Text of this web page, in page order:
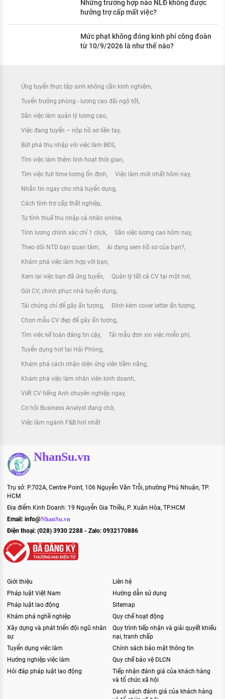
Những trường hợp nào NLĐ không được
hưởng trợ cấp mất việc?
Mức phạt không đóng kinh phí công đoàn
từ 10/9/2026 là như thế nào?
Ứng tuyển thực tập sinh không cần kinh nghiệm
Tuyển trưởng phòng - lương cao đãi ngộ tốt
Săn việc làm quản lý lương cao
Việc đang tuyển – nộp hồ sơ liền tay
Bứt phá thu nhập với việc làm BĐS
Tìm việc làm thêm linh hoạt thời gian
Tìm việc full time lương ổn định Việc làm mới nhất hôm nay
Nhắn tin ngay cho nhà tuyển dụng
Cách tính trợ cấp thất nghiệp
Tự tính thuế thu nhập cá nhân online
Tính lương chính xác chỉ 1 click Săn việc lương cao hôm nay
Theo dõi NTD bạn quan tâm Ai đang xem hồ sơ của bạn?
Khám phá việc làm hợp với bạn
Xem lại việc bạn đã ứng tuyển Quản lý tất cả CV tại một nơi
Gửi CV, chinh phục nhà tuyển dụng
Tải chứng chỉ để gây ấn tượng Đính kèm cover letter ấn tượng
Chọn mẫu CV đẹp để gây ấn tượng
Tìm việc kế toán đáng tin cậy Tải mẫu đơn xin việc miễn phí
Tuyển dụng hot tại Hải Phòng
Khám phá cách nhận diện ứng viên tiềm năng
Khám phá việc làm nhân viên kinh doanh
Viết CV tiếng Anh chuyên nghiệp ngay
Cơ hội Business Analyst đang chờ
Việc làm ngành F&B hot nhất
NhanSu.vn
Trụ sở: P.702A, Centre Point, 106 Nguyễn Văn Trỗi, phường Phú Nhuận, TP.
HCM
Địa điểm Kinh Doanh: 19 Nguyễn Gia Thiều, P. Xuân Hòa, TP.HCM
Email: info@NhanSu.vn
Điện thoại: (028) 3930 2288 - Zalo: 0932170886
Giới thiệu
Pháp luật Việt Nam
Pháp luật lao động
Khám phá nghề nghiệp
Xây dựng và phát triển đội ngũ nhân
sự
Tuyển dụng việc làm
Hướng nghiệp việc làm
Hỏi đáp pháp luật lao động
Liên hệ
Hướng dẫn sử dụng
Sitemap
Quy chế hoạt động
Quy trình tiếp nhận và giải quyết khiếu
nại, tranh chấp
Chính sách bảo mật thông tin
Quy chế bảo vệ DLCN
Tiếp nhận đánh giá của khách hàng
và tổ chức xã hội
Danh sách đánh giá của khách hàng